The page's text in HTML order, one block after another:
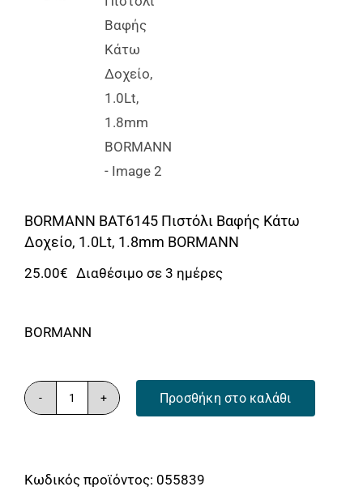
BORMANN BAT6145 Πιστόλι Βαφής Κάτω
Δοχείο, 1.0Lt, 1.8mm BORMANN
25.00€ Διαθέσιμο σε 3 ημέρες
BORMANN
BORMANN
Βαφής
Προσθήκη στο καλάθι
Κωδικός προϊόντος: 055839